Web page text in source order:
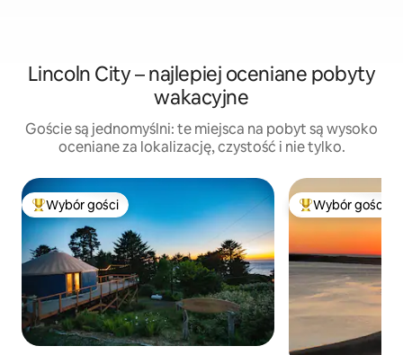
Lincoln City – najlepiej oceniane pobyty
wakacyjne
Goście są jednomyślni: te miejsca na pobyt są wysoko
oceniane za lokalizację, czystość i nie tylko.
Najpopularniejsze z kategorii Wybór gości
Wybór gości Wybór gości